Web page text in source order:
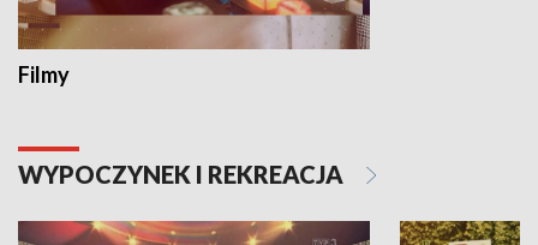
Filmy
WYPOCZYNEK I REKREACJA